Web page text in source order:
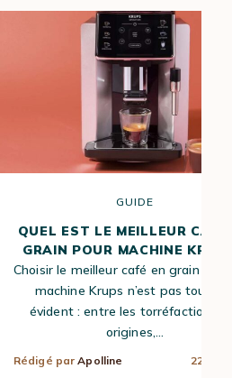
GUIDE
QUEL EST LE MEILLEUR CAFÉ
GRAIN POUR MACHINE KRUPS
Choisir le meilleur café en grain pour
machine Krups n’est pas toujours
évident : entre les torréfactions, les
origines,…
Rédigé parApolline 22 Déc